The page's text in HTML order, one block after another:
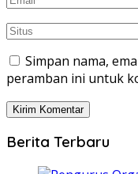
Simpan nama,
peramban ini untuk
Berita Terbaru